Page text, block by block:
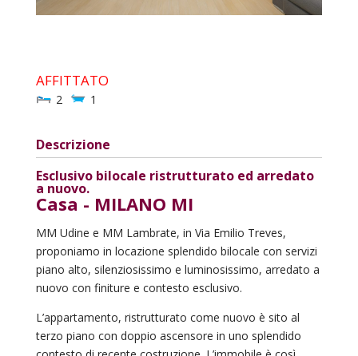
AFFITTATO
2 1
Descrizione
Esclusivo bilocale ristrutturato ed arredato
a nuovo.
Casa - MILANO MI
MM Udine e MM Lambrate, in Via Emilio Treves,
proponiamo in locazione splendido bilocale con servizi
piano alto, silenziosissimo e luminosissimo, arredato a
nuovo con finiture e contesto esclusivo.
L’appartamento, ristrutturato come nuovo è sito al
terzo piano con doppio ascensore in uno splendido